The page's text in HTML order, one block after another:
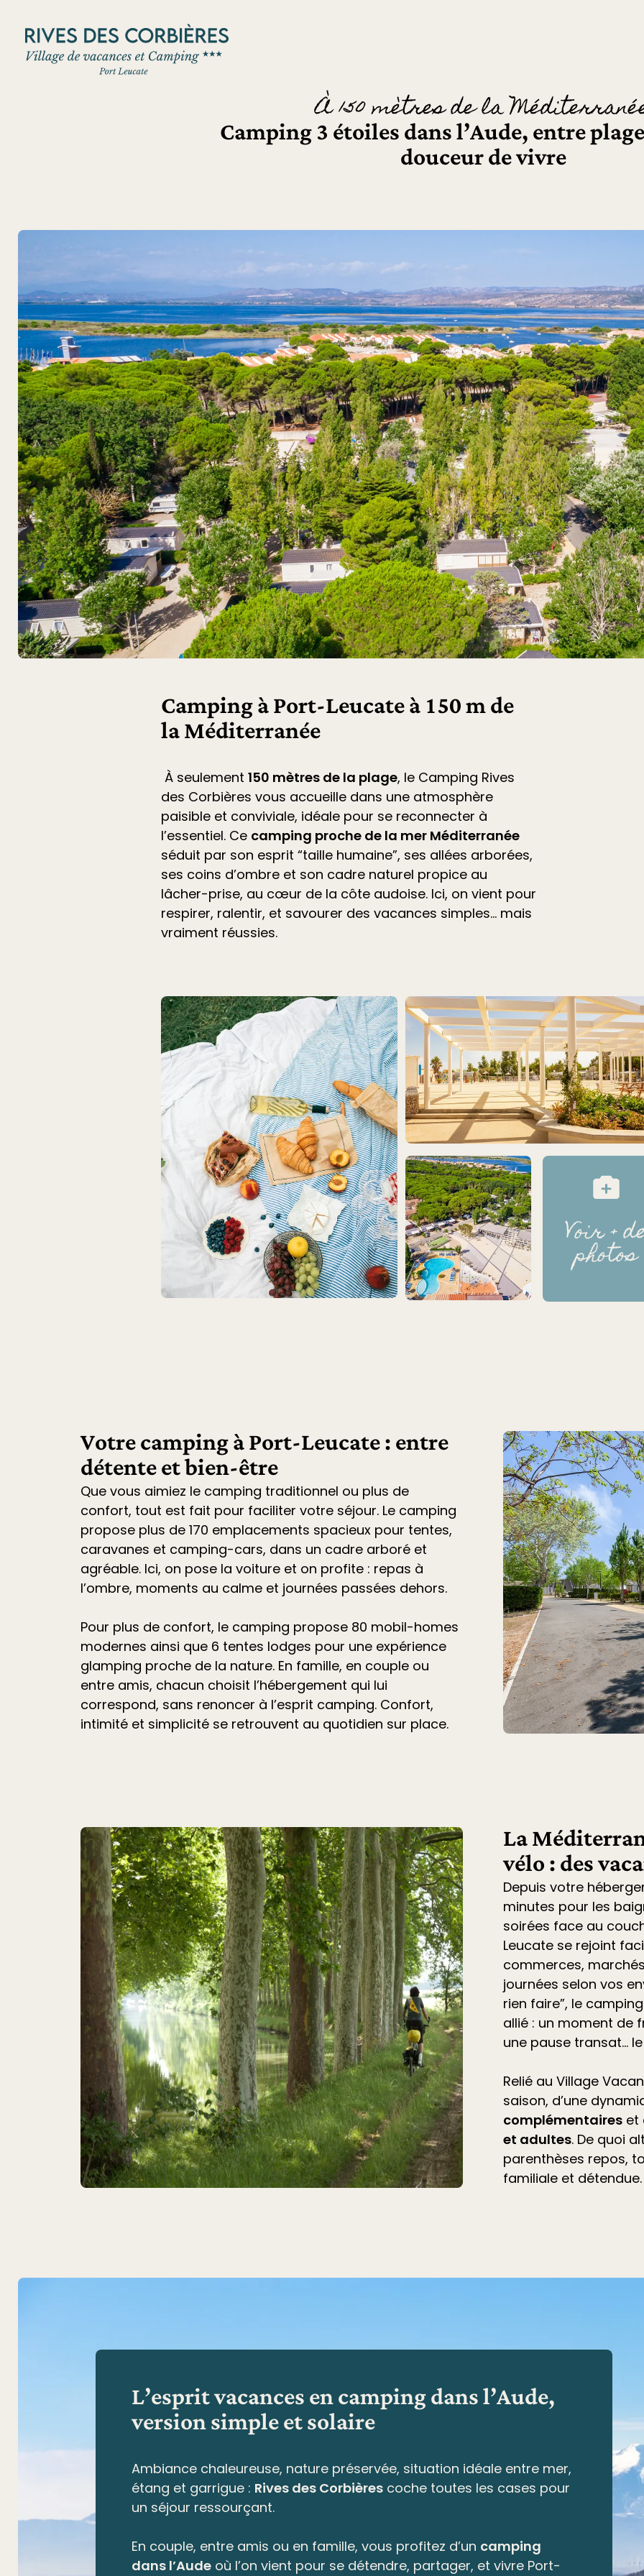
À 150 mètres de la
Camping 3 étoiles dans l’Aude, entre
douceur de vivre
Camping à Port-Leucate à 150 m de
la Méditerranée
À seulement 150 mètres de la plage, le Camping Rives
des Corbières vous accueille dans une atmosphère
paisible et conviviale, idéale pour se reconnecter à
l’essentiel. Ce camping proche de la mer Méditerranée
séduit par son esprit “taille humaine”, ses allées arborées,
ses coins d’ombre et son cadre naturel propice au
lâcher-prise, au cœur de la côte audoise. Ici, on vient pour
respirer, ralentir, et savourer des vacances simples… mais
vraiment réussies.
Voir +
photos
Votre camping à Port-Leucate : entre
détente et bien-être
Que vous aimiez le camping traditionnel ou plus de
confort, tout est fait pour faciliter votre séjour. Le camping
propose plus de 170 emplacements spacieux pour tentes,
caravanes et camping-cars, dans un cadre arboré et
agréable. Ici, on pose la voiture et on profite : repas à
l’ombre, moments au calme et journées passées dehors.
Pour plus de confort, le camping propose 80 mobil-homes
modernes ainsi que 6 tentes lodges pour une expérience
glamping proche de la nature. En famille, en couple ou
entre amis, chacun choisit l’hébergement qui lui
correspond, sans renoncer à l’esprit camping. Confort,
intimité et simplicité se retrouvent au quotidien sur place.
La
vélo : des
Depuis votre
minutes pour les
soirées face au
Leucate se rejoint
commerces,
journées selon vos
rien faire”, le
allié : un moment de
une pause transat…
Relié au Village
saison, d’une
complémentaires et
et adultes. De quoi
parenthèses repos,
familiale et détendue.
L’esprit vacances en camping dans l’Aude,
version simple et solaire
Ambiance chaleureuse, nature préservée, situation idéale entre mer,
étang et garrigue : Rives des Corbièrescoche toutes les cases pour
un séjour ressourçant.
En couple, entre amis ou en famille, vous profitez d’un camping
dans l’Audeoù l’on vient pour se détendre, partager, et vivre Port-